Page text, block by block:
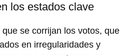
los estados clave
se corrijan los votos, que
en irregularidades y